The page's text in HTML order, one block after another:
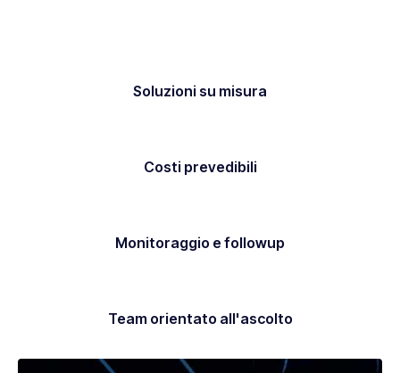
Soluzioni su misura
Costi prevedibili
Monitoraggio e followup
Team orientato all'ascolto